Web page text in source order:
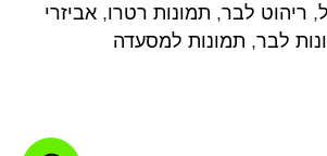
, ריהוט לבר, תמונות רטרו, אביזרי
לבר, תמונות למסעדה